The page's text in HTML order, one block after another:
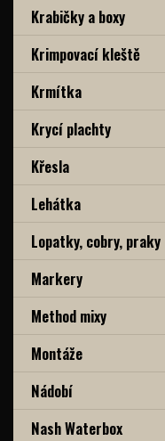
Krabičky a boxy
Krimpovací kleště
Krmítka
Krycí plachty
Křesla
Lehátka
Lopatky, cobry, praky
Markery
Method mixy
Montáže
Nádobí
Nash Waterbox